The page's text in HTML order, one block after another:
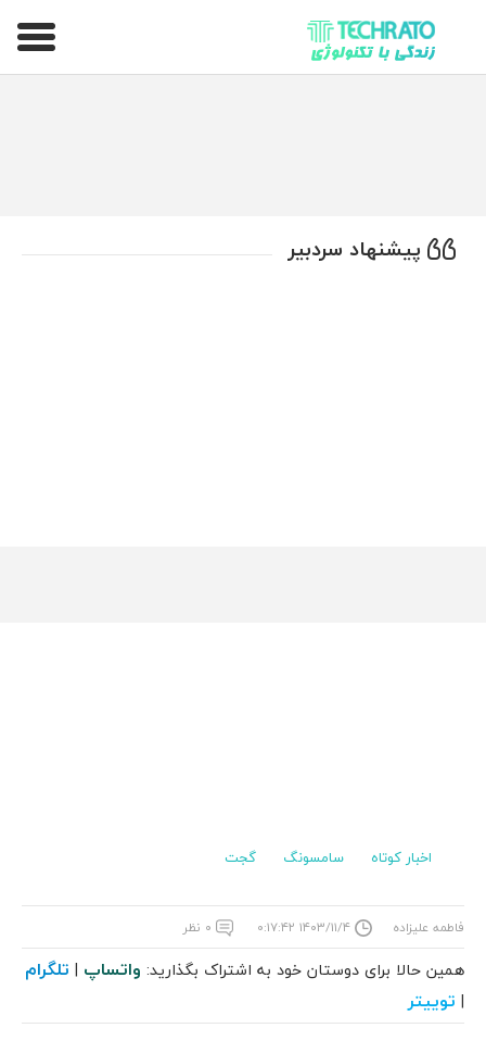
تکراتو – زندگی با تکنولوژی
پیشنهاد سردبیر
اخبار کوتاه سامسونگ گجت
فاطمه علیزاده ۱۴۰۳/۱۱/۴ ۰:۱۷:۴۲ ۰ نظر
همین حالا برای دوستان خود به اشتراک بگذارید: واتساپ | تلگرام
| توییتر